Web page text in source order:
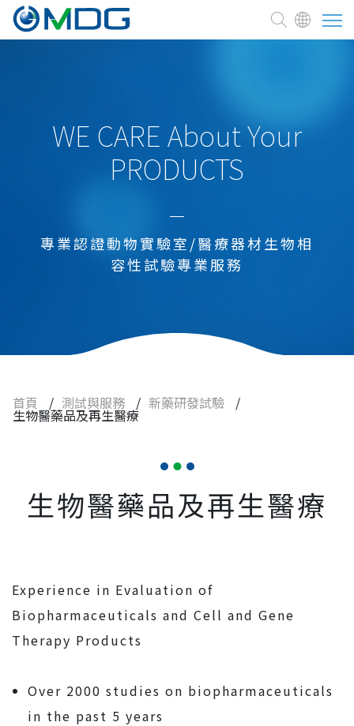
臨床前試驗
新藥開發及申請
化學品
查驗登記
實驗動物與設備
常見問題
WE CARE About Your
PRODUCTS
專業認證動物實驗室/醫療器材生物相
容性試驗專業服務
首頁 / 測試與服務 / 新藥研發試驗 /
生物醫藥品及再生醫療
生物醫藥品及再生醫療
Experience in Evaluation of
Biopharmaceuticals and Cell and Gene
Therapy Products
Over 2000 studies on biopharmaceuticals
in the past 5 years